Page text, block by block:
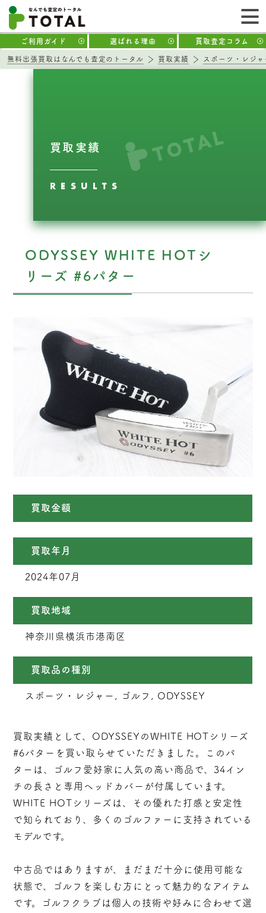
ご利用ガイド 選ばれる理由 買取査定コラム
無料出張買取はなんでも査定のトータル 買取実績 スポーツ・レジャ
買取実績
RESULTS
ODYSSEY WHITE HOTシ
リーズ #6パター
買取金額
買取年月
2024年07月
買取地域
神奈川県横浜市港南区
買取品の種別
スポーツ・レジャー, ゴルフ, ODYSSEY
買取実績として、ODYSSEYのWHITE HOTシリーズ
#6パターを買い取らせていただきました。このパ
ターは、ゴルフ愛好家に人気の高い商品で、34イン
チの長さと専用ヘッドカバーが付属しています。
WHITE HOTシリーズは、その優れた打感と安定性
で知られており、多くのゴルファーに支持されている
モデルです。
中古品ではありますが、まだまだ十分に使用可能な
状態で、ゴルフを楽しむ方にとって魅力的なアイテム
です。ゴルフクラブは個人の技術や好みに合わせて選